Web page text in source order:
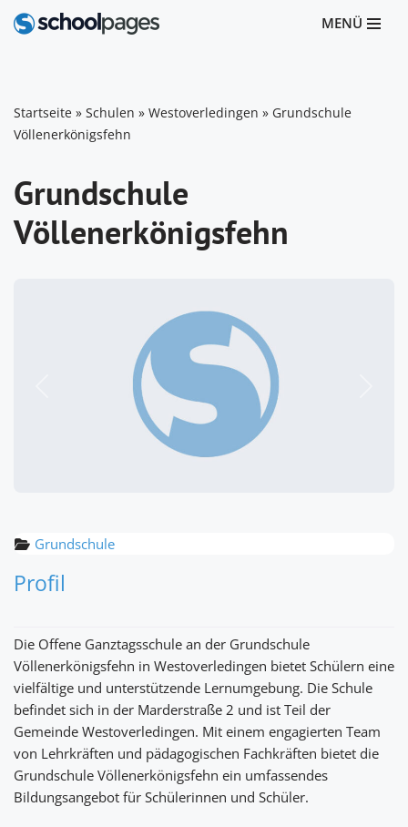
MENÜ
Startseite » Schulen » Westoverledingen » Grundschule
Völlenerkönigsfehn
Grundschule
Völlenerkönigsfehn
Grundschule
Profil
Die Offene Ganztagsschule an der Grundschule
Völlenerkönigsfehn in Westoverledingen bietet Schülern eine
vielfältige und unterstützende Lernumgebung. Die Schule
befindet sich in der Marderstraße 2 und ist Teil der
Gemeinde Westoverledingen. Mit einem engagierten Team
von Lehrkräften und pädagogischen Fachkräften bietet die
Grundschule Völlenerkönigsfehn ein umfassendes
Bildungsangebot für Schülerinnen und Schüler.